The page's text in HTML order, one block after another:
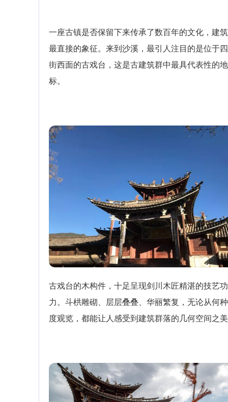
一座古镇是否保留下来传承了数百年的文化，建
最直接的象征。来到沙溪，最引人注目的是位于
街西面的古戏台，这是古建筑群中最具代表性的地
标。
古戏台的木构件，十足呈现剑川木匠精湛的技艺功
力。斗栱雕砌、层层叠叠、华丽繁复，无论从何
度观览，都能让人感受到建筑群落的几何空间之